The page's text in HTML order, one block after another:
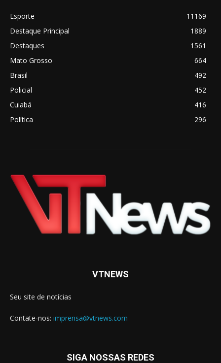
Esporte
11169
Destaque Principal
1889
Destaques
1561
Mato Grosso
664
Brasil
492
Policial
452
Cuiabá
416
Política
296
VTNEWS
Seu site de notícias
Contate-nos: imprensa@vtnews.com
SIGA NOSSAS REDES